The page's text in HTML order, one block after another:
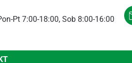
Pt 7:00-18:00, Sob 8:00-16:00